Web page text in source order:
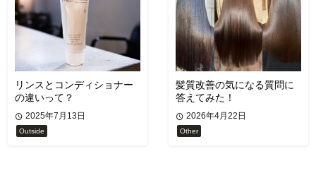
リンスとコンディショナー
の違いって？
2025年7月13日
Outside
髪質改善の気になる質問に
答えてみた！
2026年4月22日
Other